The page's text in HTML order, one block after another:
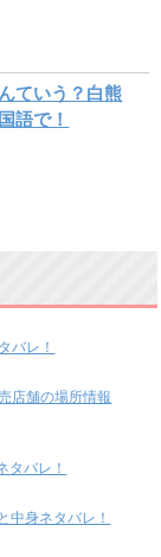
ていう？白熊
語で！
バレ！
店舗の場所情報
タバレ！
中身ネタバレ！